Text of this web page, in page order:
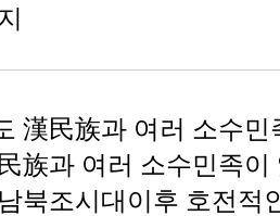
漢民族과 여러 소수민
族과 여러 소수민족이
북조시대이후 호전적